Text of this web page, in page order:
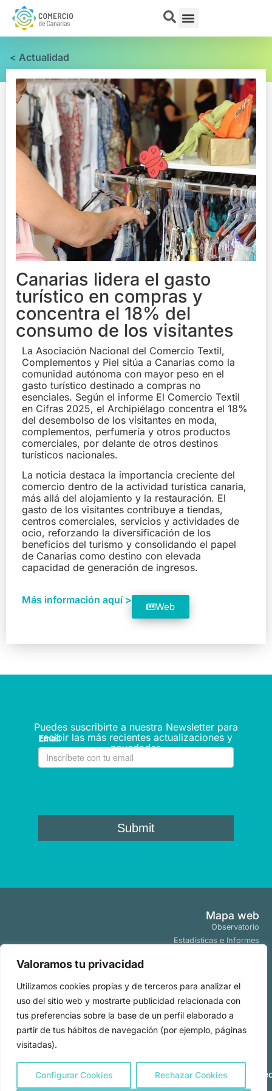
Valoramos tu privacidad
Utilizamos cookies propias y de terceros para analizar el
uso del sitio web y mostrarte publicidad relacionada con
tus preferencias sobre la base de un perfil elaborado a
partir de tus hábitos de navegación (por ejemplo, páginas
visitadas).
Configurar Cookies Rechazar Cookies
< Actualidad
Canarias lidera el gasto
turístico en compras y
concentra el 18% del
consumo de los visitantes
La Asociación Nacional del Comercio Textil,
Complementos y Piel sitúa a Canarias como la
comunidad autónoma con mayor peso en el
gasto turístico destinado a compras no
esenciales. Según el informe El Comercio Textil
en Cifras 2025, el Archipiélago concentra el 18%
del desembolso de los visitantes en moda,
complementos, perfumería y otros productos
comerciales, por delante de otros destinos
turísticos nacionales.
La noticia destaca la importancia creciente del
comercio dentro de la actividad turística canaria,
más allá del alojamiento y la restauración. El
gasto de los visitantes contribuye a tiendas,
centros comerciales, servicios y actividades de
ocio, reforzando la diversificación de los
beneficios del turismo y consolidando el papel
de Canarias como destino con elevada
capacidad de generación de ingresos.
Más información aquí >
Web
Puedes suscribirte a nuestra Newsletter para
recibir las más recientes actualizaciones y
novedades
Mapa web
Observatorio
Estadísticas e Informes
Tendencias
Políticas
Aviso Legal
Todos los derechos
reservados por
2026